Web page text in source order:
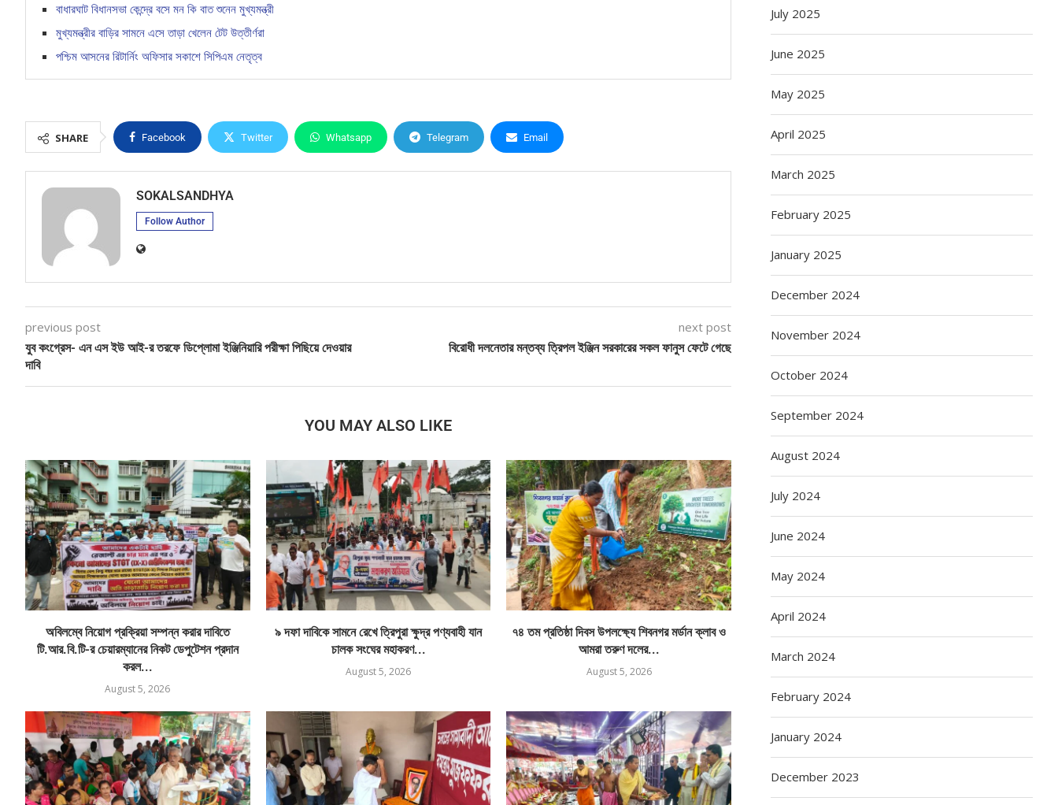
বাধারঘাট বিধানসভা কেন্দ্রে বসে মন কি বাত শুনেন মুখ্যমন্ত্রী
মুখ্যমন্ত্রীর বাড়ির সামনে এসে তাড়া খেলেন টেট উত্তীর্ণরা
পশ্চিম আসনের রিটার্নিং অফিসার সকাশে সিপিএম নেতৃত্ব
SHARE Facebook Twitter Whatsapp Telegram Email
SOKALSANDHYA
Follow Author
previous post
যুব কংগ্রেস- এন এস ইউ আই-র তরফে ডিপ্লোমা ইঞ্জিনিয়ারি পরীক্ষা পিছিয়ে দেওয়ার
দাবি
next post
বিরোধী দলনেতার মন্তব্য ত্রিপল ইঞ্জিন সরকারের সকল ফানুস ফেটে গেছে
YOU MAY ALSO LIKE
অবিলম্বে নিয়োগ প্রক্রিয়া সম্পন্ন করার দাবিতে
টি.আর.বি.টি-র চেয়ারম্যানের নিকট ডেপুটেশন প্রদান
করল...
August 5, 2026
৯ দফা দাবিকে সামনে রেখে ত্রিপুরা ক্ষুদ্র পণ্যবাহী যান
চালক সংঘের মহাকরণ...
August 5, 2026
৭৪ তম প্রতিষ্ঠা দিবস উপলক্ষ্যে শিবনগর মর্ডান ক্লাব ও
আমরা তরুণ দলের...
August 5, 2026
July 2025
June 2025
May 2025
April 2025
March 2025
February 2025
January 2025
December 2024
November 2024
October 2024
September 2024
August 2024
July 2024
June 2024
May 2024
April 2024
March 2024
February 2024
January 2024
December 2023